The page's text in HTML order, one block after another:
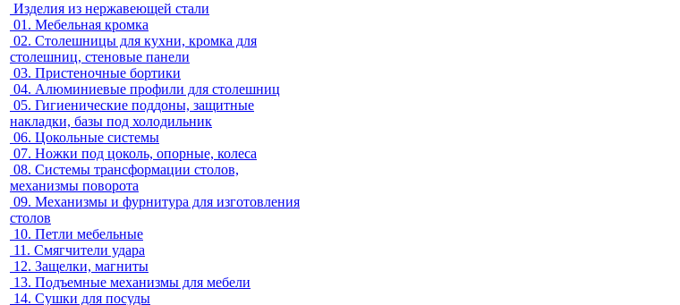
Изделия из нержавеющей стали
01. Мебельная кромка
02. Столешницы для кухни, кромка для
столешниц, стеновые панели
03. Пристеночные бортики
04. Алюминиевые профили для столешниц
05. Гигиенические поддоны, защитные
накладки, базы под холодильник
06. Цокольные системы
07. Ножки под цоколь, опорные, колеса
08. Системы трансформации столов,
механизмы поворота
09. Механизмы и фурнитура для изготовления
столов
10. Петли мебельные
11. Смягчители удара
12. Защелки, магниты
13. Подъемные механизмы для мебели
14. Сушки для посуды